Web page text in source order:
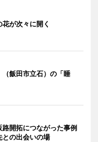
が次々に開く
（飯田市立石）の「睡
開拓につながった事例
との出会いの場